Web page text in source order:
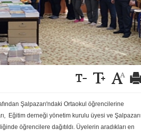
Şalpazarı'ndaki Ortaokul öğrencilerine
Eğitim derneği yönetim kurulu üyesi ve Şalpazarı
öğrencilere dağıtıldı. Üyelerin aradıkları en